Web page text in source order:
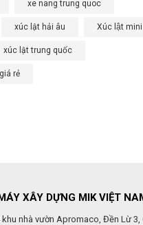
xe nang trung quoc
xúc lật hải âu Xúc lật mini
xúc lật trung quốc
rẻ
XÂY DỰNG MIK VIỆT
khu nhà vườn Apromaco, Đền Lừ 3,